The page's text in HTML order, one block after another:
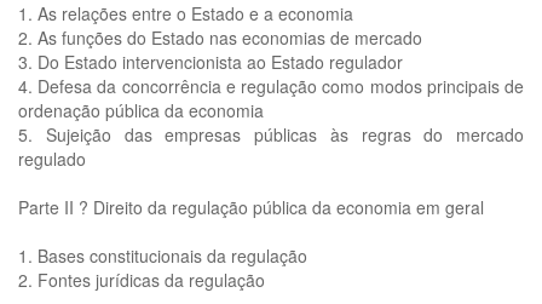
1. As relações entre o Estado e a economia
2. As funções do Estado nas economias de mercado
3. Do Estado intervencionista ao Estado regulador
4. Defesa da concorrência e regulação como modos principais de
ordenação pública da economia
5. Sujeição das empresas públicas às regras do mercado
regulado
Parte II ? Direito da regulação pública da economia em geral
1. Bases constitucionais da regulação
2. Fontes jurídicas da regulação